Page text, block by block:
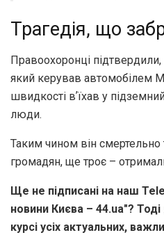
Трагедія, що
Правоохоронці
який керував автомобілем
швидкості вʼїхав у
люди.
Таким чином він
громадян, ще троє –
Ще не підписані на наш
новини Києва – 44.ua"?
курсі усіх актуальних,